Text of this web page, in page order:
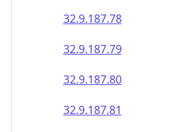
32.9.187.78
32.9.187.79
32.9.187.80
32.9.187.81